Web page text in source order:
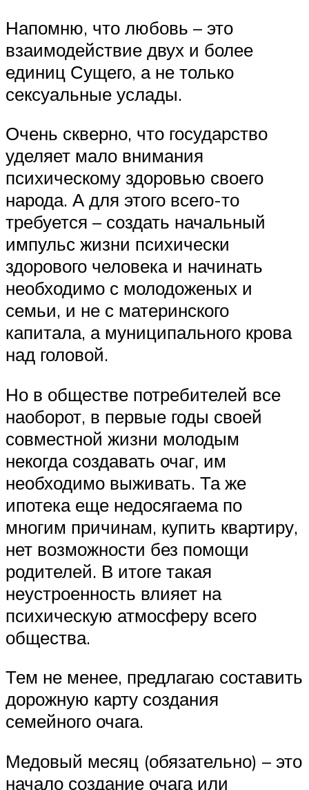
Напомню, что любовь – это
взаимодействие двух и более
единиц Сущего, а не только
сексуальные услады.
Очень скверно, что государство
уделяет мало внимания
психическому здоровью своего
народа. А для этого всего-то
требуется – создать начальный
импульс жизни психически
здорового человека и начинать
необходимо с молодоженых и
семьи, и не с материнского
капитала, а муниципального крова
над головой.
Но в обществе потребителей все
наоборот, в первые годы своей
совместной жизни молодым
некогда создавать очаг, им
необходимо выживать. Та же
ипотека еще недосягаема по
многим причинам, купить квартиру,
нет возможности без помощи
родителей. В итоге такая
неустроенность влияет на
психическую атмосферу всего
общества.
Тем не менее, предлагаю составить
дорожную карту создания
семейного очага.
Медовый месяц (обязательно) – это
начало создание очага или